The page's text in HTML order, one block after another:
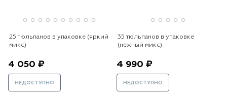
25 тюльпанов в упаковке (яркий
микс)
4 050 ₽
НЕДОСТУПНО
35 тюльпанов в упаковке
(нежный микс)
4 990 ₽
НЕДОСТУПНО